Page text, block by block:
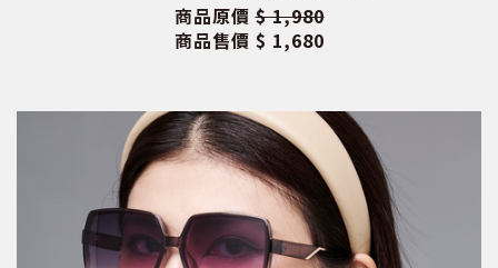
商品原價 $ 1,980
商品售價 $ 1,680